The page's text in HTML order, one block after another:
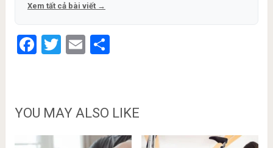
Xem tất cả bài viết →
Facebook
Twitter
Email
YOU MAY ALSO LIKE